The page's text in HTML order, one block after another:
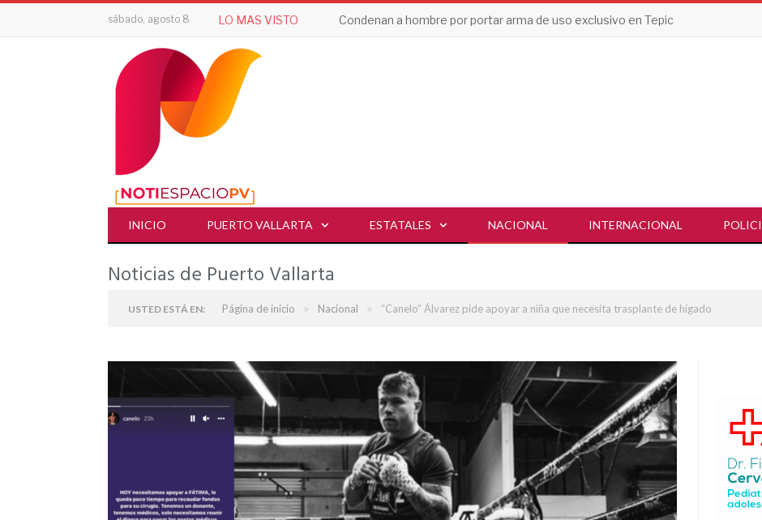
sábado, agosto 8 LO MAS VISTO Condenan a hombre por portar arma de uso exclusivo en Tepic
INICIO PUERTO VALLARTA ESTATALES NACIONAL INTERNACIONAL
Noticias de Puerto Vallarta
USTED ESTÁ EN: Página de inicio » Nacional » “Canelo” Álvarez pide apoyar a niña que necesita trasplante de hígado